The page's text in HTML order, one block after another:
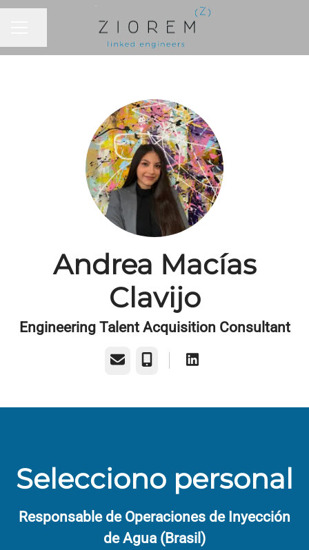
Compartir página
Andrea Macías
Clavijo
Engineering Talent Acquisition Consultant
Correo electrónico
Teléfono
Selecciono personal
Responsable de Operaciones de Inyección
de Agua (Brasil)